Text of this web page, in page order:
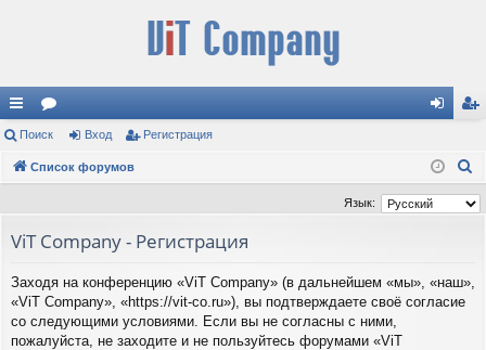
с
ы
и
ор
ум д ис
тр
Поиск Вход Регистрация
Список форумов
и
Язык:
ViT Company - Регистрация
Заходя на конференцию «ViT Company» (в дальнейшем «мы», «наш»,
«ViT Company», «https://vit-co.ru»), вы подтверждаете своё согласие
со следующими условиями. Если вы не согласны с ними,
пожалуйста, не заходите и не пользуйтесь форумами «ViT